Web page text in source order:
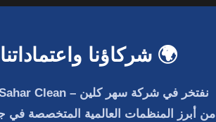
🌍 شركاؤنا
نفتخر فيشركة سهر كلين – Sahar Clean
من أبرز المنظمات العالمية المتخصصة في